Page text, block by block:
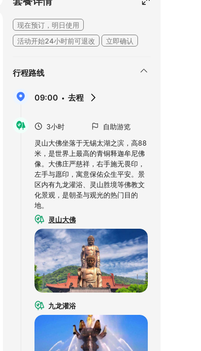
现在预订，明日使用
活动开始24小时前可退改
立即确认
行程路线
09:00 去程
3小时
自助游览
灵山大佛坐落于无锡太湖之滨，高88
米，是世界上最高的青铜释迦牟尼佛
像。大佛庄严慈祥，右手施无畏印，
左手与愿印，寓意保佑众生平安。景
区内有九龙灌浴、灵山胜境等佛教文
化景观，是朝圣与观光的热门目的
地。
灵山大佛
九龙灌浴